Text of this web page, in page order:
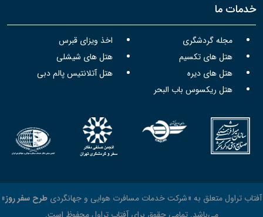
خدمات ما
مجله گردشگری
اخذ ویزای قبرس
هتل های تکسیم
هتل های شیشلی
هتل های دیره
هتل آتلانتیس پالم دبی
هتل ریکسوس باب البحر
آفتاب تراول متعلق به «شرکت خدمات مسافرت هوایی و جهانگردی طرح سفر روز»